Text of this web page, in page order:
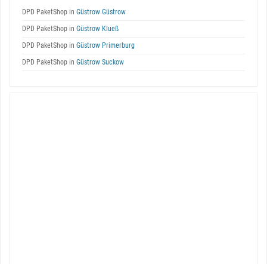
DPD PaketShop in Güstrow Güstrow
DPD PaketShop in Güstrow Klueß
DPD PaketShop in Güstrow Primerburg
DPD PaketShop in Güstrow Suckow